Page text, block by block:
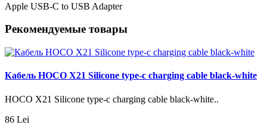
Apple USB-C to USB Adapter
Рекомендуемые товары
Кабель HOCO X21 Silicone type-c charging cable black-white
HOCO X21 Silicone type-c charging cable black-white..
86 Lei